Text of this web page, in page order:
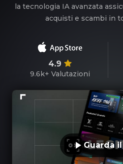
la tecnologia IA avanzata
acquisti e scambi in
4.9
9.6k+ Valutazioni
Guarda